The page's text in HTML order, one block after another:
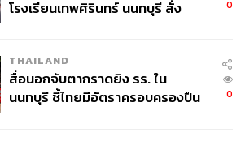
โรงเรียนเทพศิรินทร์ นนทบุรี สั่ง
0
THAILAND
สื่อนอกจับตากราดยิง รร. ใน
นนทบุรี ชี้ไทยมีอัตราครอบครองปืน
0